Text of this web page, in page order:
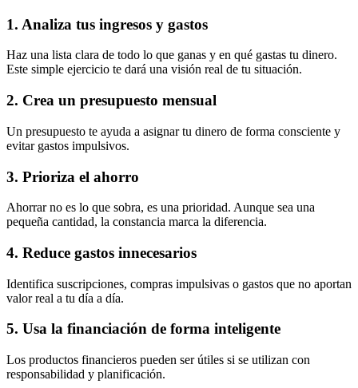
1. Analiza tus ingresos y gastos
Haz una lista clara de todo lo que ganas y en qué gastas tu dinero.
Este simple ejercicio te dará una visión real de tu situación.
2. Crea un presupuesto mensual
Un presupuesto te ayuda a asignar tu dinero de forma consciente y
evitar gastos impulsivos.
3. Prioriza el ahorro
Ahorrar no es lo que sobra, es una prioridad. Aunque sea una
pequeña cantidad, la constancia marca la diferencia.
4. Reduce gastos innecesarios
Identifica suscripciones, compras impulsivas o gastos que no aportan
valor real a tu día a día.
5. Usa la financiación de forma inteligente
Los productos financieros pueden ser útiles si se utilizan con
responsabilidad y planificación.